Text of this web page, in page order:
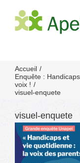
contenu
Accueil
Enquête :
voix !
visuel-enquete
visuel-enquete